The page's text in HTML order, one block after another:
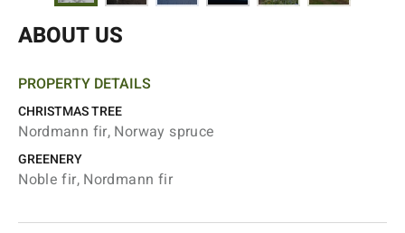
ABOUT US
PROPERTY DETAILS
CHRISTMAS TREE
Nordmann fir, Norway spruce
GREENERY
Noble fir, Nordmann fir